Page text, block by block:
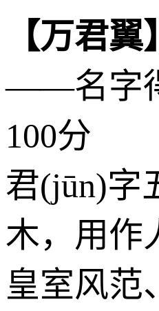
【万君翼】
——名字
100分
君(jūn)字
木，用作
皇室风范